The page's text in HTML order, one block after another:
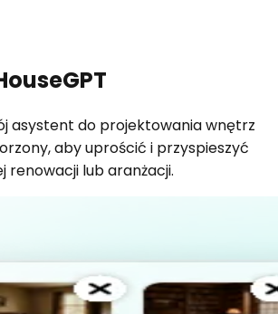
asystent do projektowania wnętrz
aby uprościć i przyspieszyć
renowacji lub aranżacji.